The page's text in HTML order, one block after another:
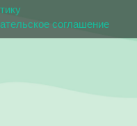
соглашение